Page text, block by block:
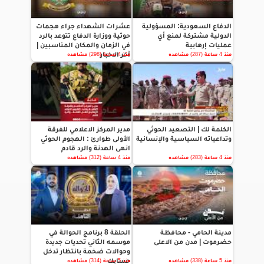
الدفاع السعودية: المسؤولية
الدولية مشتركة لمنع أي
عمليات إرهابية
منذ 4 ساعة (287) مشاهده
عشرات الشهداء جراء هجمات
حوثية ووزارة الدفاع تتوعد بالرد
في الزمان والمكان المناسبين |
آخر الاخبار
منذ 4 ساعة (298) مشاهده
الكلمة لك | التصعيد الحوثي
وتداعياته السياسية والإنسانية
منذ 4 ساعة (283) مشاهده
مدير المركز الاعلامي للفرقة
الأولى طوارئ : الهجوم الحوثي
انهى الهدنة والرد قادم
منذ 4 ساعة (312) مشاهده
مدينة الحامي - محافظة
حضرموت | مدن من الاعلى
منذ 5 ساعة (338) مشاهده
الحلقة 8 برنامج الحوالة في
موسمه الثاني تحديات جديدة
وحوالات ضخمة بانتظار تدخل
حسابك
منذ 5 ساعة (314) مشاهده